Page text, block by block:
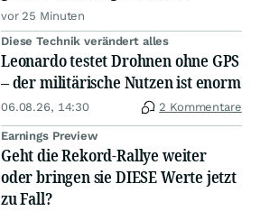
vor 25 Minuten
Diese Technik verändert alles
Leonardo testet Drohnen ohne GPS
– der militärische Nutzen ist enorm
06.08.26, 14:30 2 Kommentare
Earnings Preview
Geht die Rekord-Rallye weiter
oder bringen sie DIESE Werte jetzt
zu Fall?